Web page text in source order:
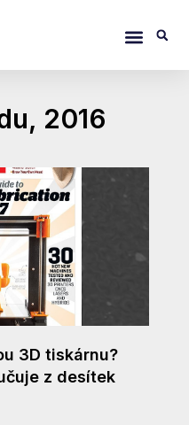
Menu
2016
3D tiskárnu?
z desítek